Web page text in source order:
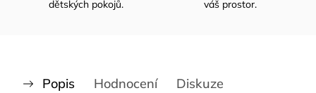
dětských pokojů.
váš prostor.
Popis Hodnocení Diskuze